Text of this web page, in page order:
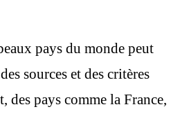
pays du monde peut
sources et des critères
des pays comme la France,